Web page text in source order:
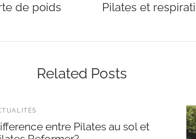
de poids Pilates et
Related Posts
entre Pilates au sol et